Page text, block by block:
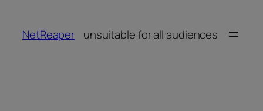
springen
NetReaper unsuitable for all audiences